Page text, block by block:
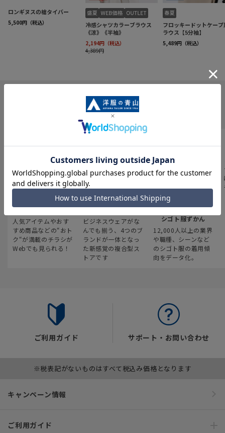
INFORMATION
最新のお買い得情報
人気アイテムやおす
すめ商品などの“おト
ク“が満載のチラシが
Webでも見られる！
スーツスクエア
ビジネスウェアがな
んでも揃う、4つのブ
ランドが一体となっ
た新感覚の複合型ス
トアです
みんなの
シゴト服ずかん
12,000人以上の業界
や職種、シーンなど
のシゴト服の着用傾
向をデータ化。
ご利用ガイド サポート・お問い合わせ
※税表記がないものはすべて税込み価格となります
キャンペーン情報
ご利用ガイド